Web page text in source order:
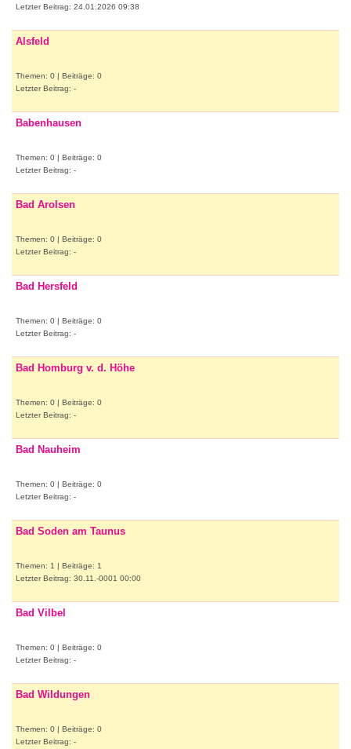
Letzter Beitrag: 24.01.2026 09:38
Alsfeld
Themen: 0 | Beiträge: 0
Letzter Beitrag: -
Babenhausen
Themen: 0 | Beiträge: 0
Letzter Beitrag: -
Bad Arolsen
Themen: 0 | Beiträge: 0
Letzter Beitrag: -
Bad Hersfeld
Themen: 0 | Beiträge: 0
Letzter Beitrag: -
Bad Homburg v. d. Höhe
Themen: 0 | Beiträge: 0
Letzter Beitrag: -
Bad Nauheim
Themen: 0 | Beiträge: 0
Letzter Beitrag: -
Bad Soden am Taunus
Themen: 1 | Beiträge: 1
Letzter Beitrag: 30.11.-0001 00:00
Bad Vilbel
Themen: 0 | Beiträge: 0
Letzter Beitrag: -
Bad Wildungen
Themen: 0 | Beiträge: 0
Letzter Beitrag: -